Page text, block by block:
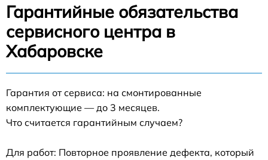
Гарантийные обязательства
сервисного центра в
Хабаровске
Гарантия от сервиса: на смонтированные
комплектующие — до 3 месяцев.
Что считается гарантийным случаем?
Для работ: Повторное проявление дефекта, который